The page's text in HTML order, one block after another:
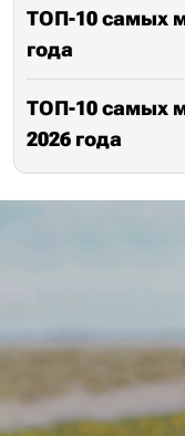
ТОП-10 самых
года
ТОП-10 самых
2026 года